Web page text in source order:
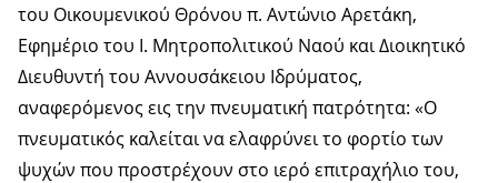
του Οικουμενικού Θρόνου π. Αντώνιο Αρετάκη,
Εφημέριο του Ι. Μητροπολιτικού Ναού και Διοικητικό
Διευθυντή του Αννουσάκειου Ιδρύματος,
αναφερόμενος εις την πνευματική πατρότητα: «Ο
πνευματικός καλείται να ελαφρύνει το φορτίο των
ψυχών που προστρέχουν στο ιερό επιτραχήλιο του,